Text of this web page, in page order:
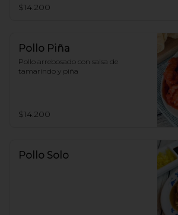
$14.200
Pollo Piña
Pollo arrebosado con salsa de
tamarindo y piña
$14.200
Pollo Solo